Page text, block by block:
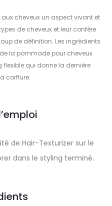
aux cheveux un aspect vivant et
de cheveux et leur confère
de définition. Les ingrédients
la pommade pour cheveux
qui donne la dernière
coiffure.
de Hair-Texturizer sur le
dans le styling terminé.